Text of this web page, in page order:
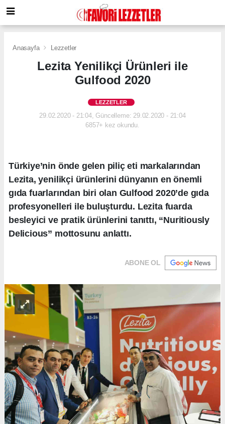
Anasayfa Lezzetler
Lezita Yenilikçi Ürünleri ile
Gulfood 2020
LEZZETLER
29.02.2020 - 21:04, Güncelleme: 29.02.2020 - 21:04
6857+ kez okundu.
Türkiye’nin önde gelen piliç eti markalarından
Lezita, yenilikçi ürünlerini dünyanın en önemli
gıda fuarlarından biri olan Gulfood 2020’de gıda
profesyonelleri ile buluşturdu. Lezita fuarda
besleyici ve pratik ürünlerini tanıttı, “Nuritiously
Delicious” mottosunu anlattı.
ABONE OL